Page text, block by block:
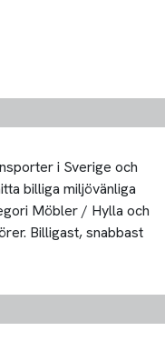
i Sverige och
billiga miljövänliga
Möbler / Hylla och
Billigast, snabbast